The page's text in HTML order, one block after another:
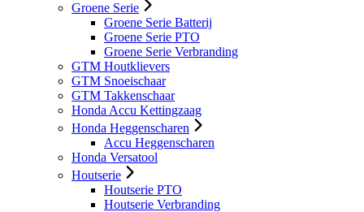
Groene Serie
Groene Serie Batterij
Groene Serie PTO
Groene Serie Verbranding
GTM Houtklievers
GTM Snoeischaar
GTM Takkenschaar
Honda Accu Kettingzaag
Honda Heggenscharen
Accu Heggenscharen
Honda Versatool
Houtserie
Houtserie PTO
Houtserie Verbranding